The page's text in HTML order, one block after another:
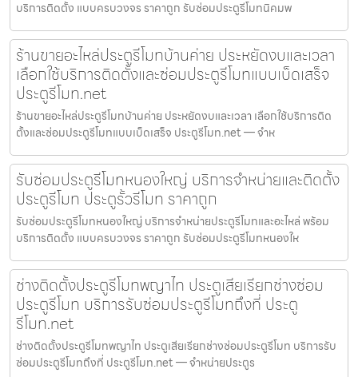
บริการติดตั้ง แบบครบวงจร ราคาถูก รับซ่อมประตูรีโมทนิคมพ
ร้านขายอะไหล่ประตูรีโมทบ้านค่าย ประหยัดงบและเวลา
เลือกใช้บริการติดตั้งและซ่อมประตูรีโมทแบบเบ็ดเสร็จ
ประตูรีโมท.net
ร้านขายอะไหล่ประตูรีโมทบ้านค่าย ประหยัดงบและเวลา เลือกใช้บริการติด
ตั้งและซ่อมประตูรีโมทแบบเบ็ดเสร็จ ประตูรีโมท.net — จำห
รับซ่อมประตูรีโมทหนองใหญ่ บริการจำหน่ายและติดตั้ง
ประตูรีโมท ประตูรั้วรีโมท ราคาถูก
รับซ่อมประตูรีโมทหนองใหญ่ บริการจำหน่ายประตูรีโมทและอะไหล่ พร้อม
บริการติดตั้ง แบบครบวงจร ราคาถูก รับซ่อมประตูรีโมทหนองให
ช่างติดตั้งประตูรีโมทพญาไท ประตูเสียเรียกช่างซ่อม
ประตูรีโมท บริการรับซ่อมประตูรีโมทถึงที่ ประตู
รีโมท.net
ช่างติดตั้งประตูรีโมทพญาไท ประตูเสียเรียกช่างซ่อมประตูรีโมท บริการรับ
ซ่อมประตูรีโมทถึงที่ ประตูรีโมท.net — จำหน่ายประตูร